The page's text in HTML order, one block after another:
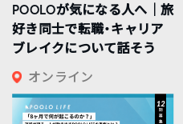
POOLOが気になる人へ｜旅
好き同士で転職・キャリア
ブレイクについて話そう
オンライン